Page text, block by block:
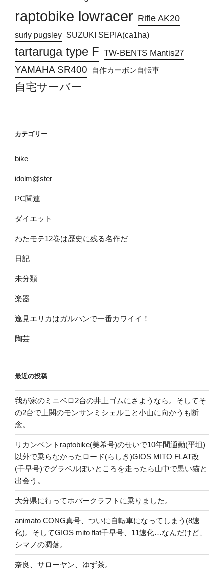
raptobike lowracer Rifle AK20
surly pugsley SUZUKI SEPIA(ca1ha)
tartaruga type F TW-BENTS Mantis27
YAMAHA SR400 自作カーボン自転車
自宅サーバー
カテゴリー
bike
idolm@ster
PC関連
ダイエット
わたモテ12巻は歴史に残る名作だ
日記
未分類
楽器
逸見エリカはガルパンで一番カワイイ！
陶芸
最近の投稿
我が家のミニベロ2台の井上ゴムにさようなら。そしてそ
の2台で上関のモンサンミシェルこと小山に向かうも断
念。
リカンベントraptobike(美希号)のせいで10年間通勤(平坦)
以外で乗らなかったロード(らしき)GIOS MITO FLAT改
(千早号)でグラベルぽいところを走ったら山中で黒い猫と
出会う。
大分県に行ってホバークラフトに乗りました。
animato CONG真号、ついに自転車になってしまう(8速
化)。そしてGIOS mito flat千早号、11速化…なんだけど、
シマノの凋落。
奈良、サローヤン、ゆず茶。